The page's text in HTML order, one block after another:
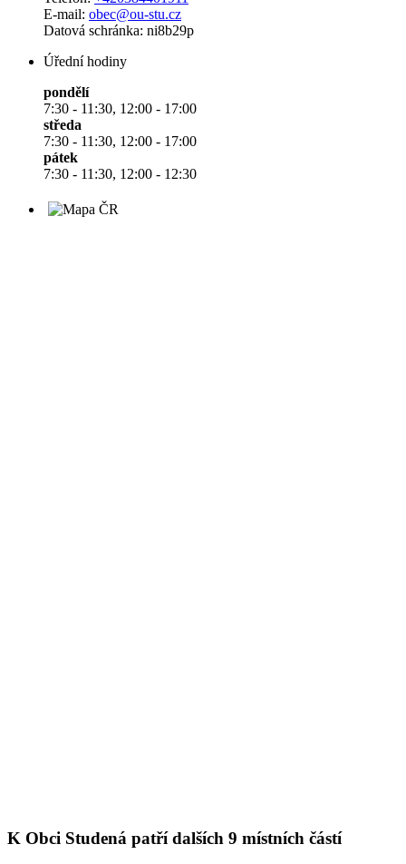
E-mail: obec@ou-stu.cz
Datová schránka: ni8b29p
Úřední hodiny
pondělí
7:30 - 11:30, 12:00 - 17:00
středa
7:30 - 11:30, 12:00 - 17:00
pátek
7:30 - 11:30, 12:00 - 12:30
K Obci Studená patří dalších 9 místních částí